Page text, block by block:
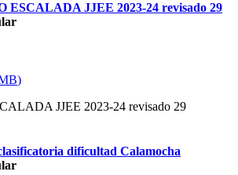
ESCALADA JJEE 2023-24 revisado 29
)
JJEE 2023-24 revisado 29
dificultad Calamocha